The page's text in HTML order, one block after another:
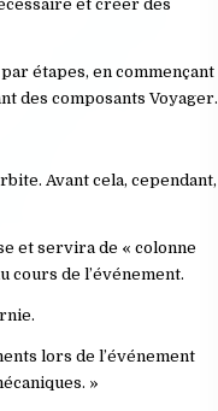
et créer des
étapes, en commençant
des composants Voyager.
Avant cela, cependant,
et servira de « colonne
cours de l’événement.
lors de l’événement
»